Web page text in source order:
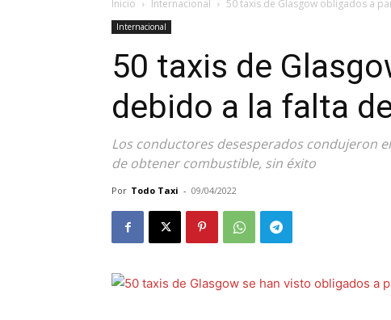
Inicio Internacional 50 taxis de Glasgow obligados a
Internacional
50 taxis de
debido a la falta
Los conductores desesperados condujeron
de obtener combustible, sin éxito
Por Todo Taxi - 09/04/2022